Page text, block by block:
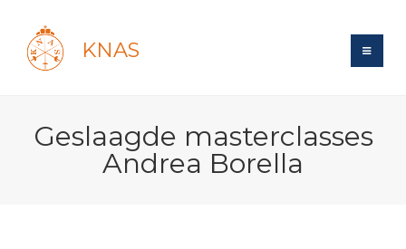
KNAS
Login
Bond
Schermen
Geslaagde masterclasses
Andrea Borella